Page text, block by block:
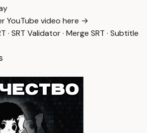
YouTube video here →
· SRT Validator· Merge SRT · Subtitle